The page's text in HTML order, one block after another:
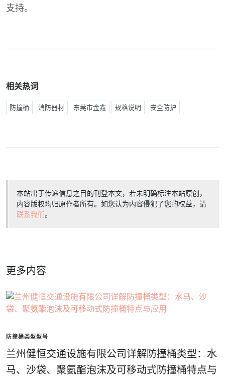
支持。
相关热词
防撞桶 消防器材 东莞市金鑫 规格说明 安全防护
本站出于传递信息之目的刊登本文，若未明确标注本站原创，
内容版权均归原作者所有。如您认为内容侵犯了您的权益，请
联系我们。
更多内容
防撞桶类型型号
兰州健恒交通设施有限公司详解防撞桶类型：水
马、沙袋、聚氨酯泡沫及可移动式防撞桶特点与